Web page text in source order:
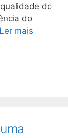
do
do
Ler mais